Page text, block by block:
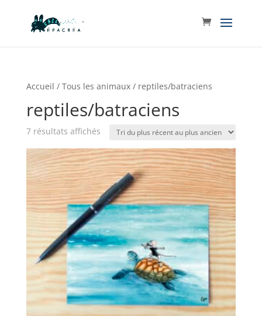
Accueil / Tous les animaux/ reptiles/batraciens
reptiles/batraciens
7 résultats affichésTrié
plus
récent
au
plus
ancien